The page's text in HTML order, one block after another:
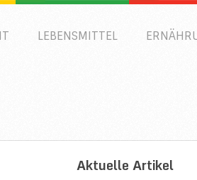
LEBENSMITTEL
Aktuelle Artikel